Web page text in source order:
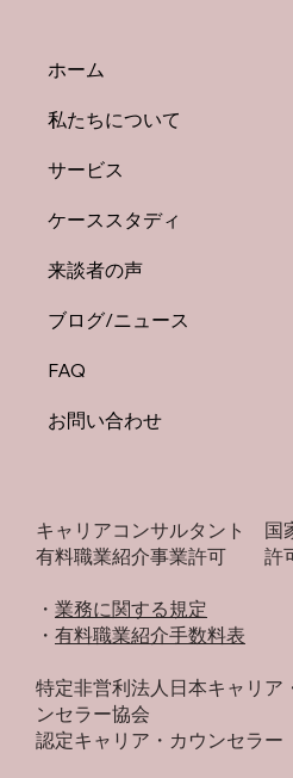
のヒント
ホーム
私たちについて
サービス
ケーススタディ
来談者の声
ブログ/ニュース
FAQ
お問い合わせ
キャリアコンサルタント
有料職業紹介事業許可 許
・​ 業務に関する規定
​・ 有料職業紹介手数料表
特定非営利法人日本キャリア
ンセラー協会
認定キャリア・カウンセラー